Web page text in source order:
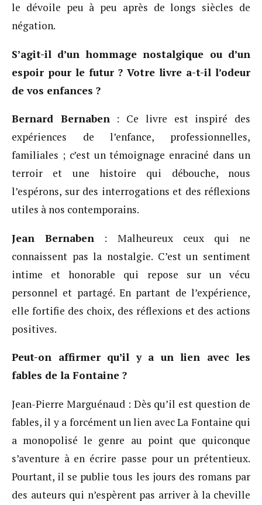
le dévoile peu à peu après de longs siècles de
négation.
S’agit-il d’un hommage nostalgique ou d’un
espoir pour le futur ? Votre livre a-t-il l’odeur
de vos enfances ?
Bernard Bernaben: Ce livre est inspiré des
expériences de l’enfance, professionnelles,
familiales ; c’est un témoignage enraciné dans un
terroir et une histoire qui débouche, nous
l’espérons, sur des interrogations et des réflexions
utiles à nos contemporains.
Jean Bernaben : Malheureux ceux qui ne
connaissent pas la nostalgie. C’est un sentiment
intime et honorable qui repose sur un vécu
personnel et partagé. En partant de l’expérience,
elle fortifie des choix, des réflexions et des actions
positives.
Peut-on affirmer qu’il y a un lien avec les
fables de la Fontaine ?
Jean-Pierre Marguénaud : Dès qu’il est question de
fables, il y a forcément un lien avec La Fontaine qui
a monopolisé le genre au point que quiconque
s’aventure à en écrire passe pour un prétentieux.
Pourtant, il se publie tous les jours des romans par
des auteurs qui n’espèrent pas arriver à la cheville